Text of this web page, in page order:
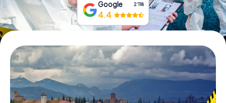
Google 2‘118
4.4